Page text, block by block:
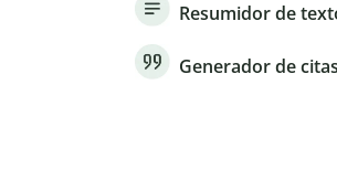
Resumidor de
Generador de citas